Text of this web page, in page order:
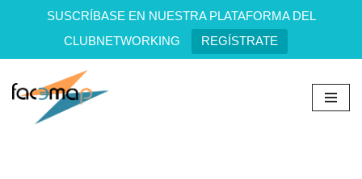
SUSCRÍBASE EN NUESTRA PLATAFORMA DEL
CLUBNETWORKING
REGÍSTRATE
Saltar